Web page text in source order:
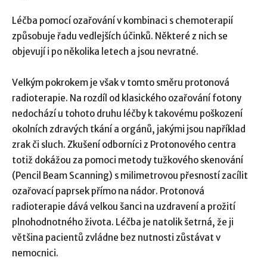
Léčba pomocí ozařování v kombinaci s chemoterapií
způsobuje řadu vedlejších účinků. Některé z nich se
objevují i po několika letech a jsou nevratné.
Velkým pokrokem je však v tomto směru protonová
radioterapie. Na rozdíl od klasického ozařování fotony
nedochází u tohoto druhu léčby k takovému poškození
okolních zdravých tkání a orgánů, jakými jsou například
zrak či sluch. Zkušení odborníci z Protonového centra
totiž dokážou za pomoci metody tužkového skenování
(Pencil Beam Scanning) s milimetrovou přesností zacílit
ozařovací paprsek přímo na nádor. Protonová
radioterapie dává velkou šanci na uzdravení a prožití
plnohodnotného života. Léčba je natolik šetrná, že ji
většina pacientů zvládne bez nutnosti zůstávat v
nemocnici.